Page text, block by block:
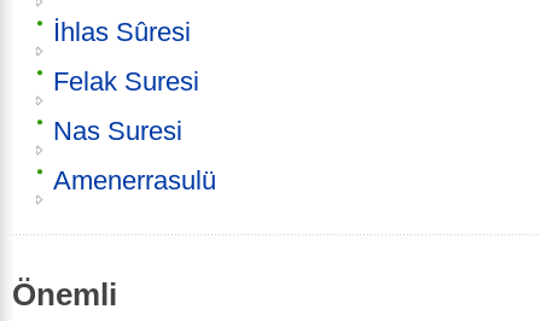
İhlas Sûresi
Felak Suresi
Nas Suresi
Amenerrasulü
Önemli